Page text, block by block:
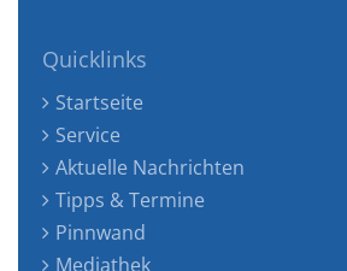
Quicklinks
Startseite
Service
Aktuelle Nachrichten
Tipps & Termine
Pinnwand
Mediathek